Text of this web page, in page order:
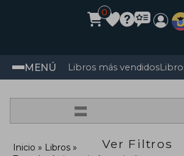
0
MENÚ Libros más vendidos
=
Ver Filtros
Inicio
Libros